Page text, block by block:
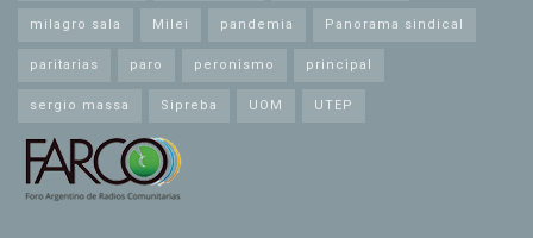
milagro sala Milei pandemia Panorama sindical
paritarias paro peronismo principal
sergio massa Sipreba UOM UTEP